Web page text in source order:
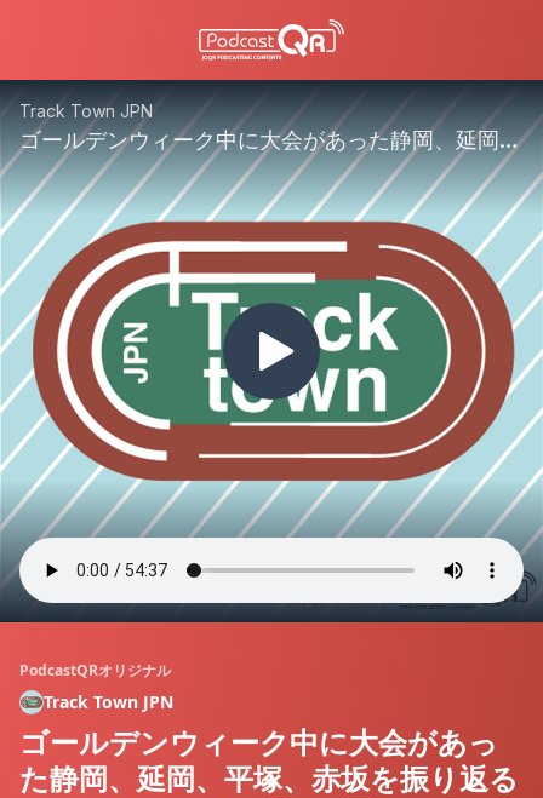
PodcastQRオリジナル
Track Town JPN
ゴールデンウィーク中に大会があっ
た静岡、延岡、平塚、赤坂を振り返る